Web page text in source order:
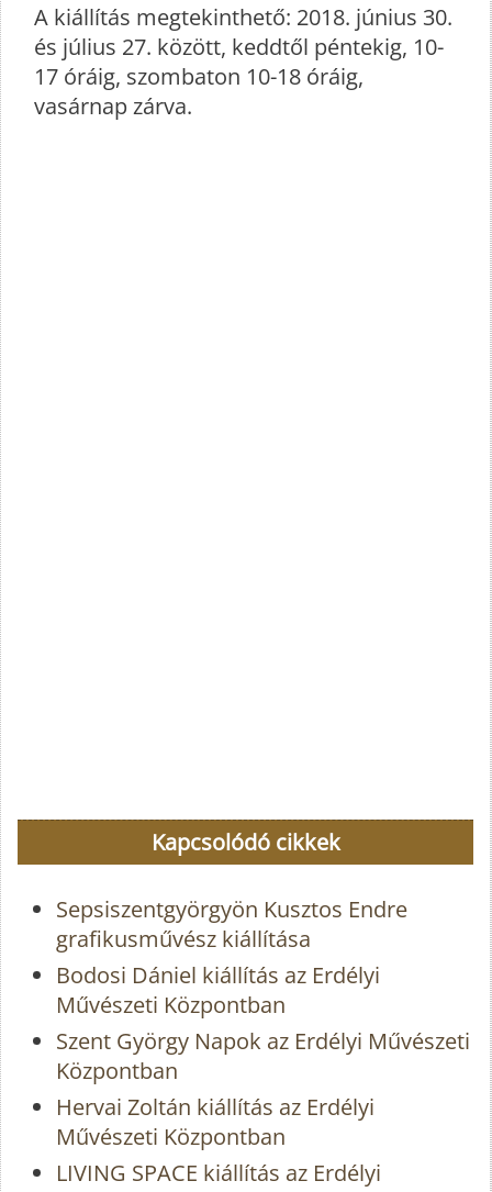
A kiállítás megtekinthető: 2018. június 30.
és július 27. között, keddtől péntekig, 10-
17 óráig, szombaton 10-18 óráig,
vasárnap zárva.
Kapcsolódó cikkek
Sepsiszentgyörgyön Kusztos Endre
grafikusművész kiállítása
Bodosi Dániel kiállítás az Erdélyi
Művészeti Központban
Szent György Napok az Erdélyi Művészeti
Központban
Hervai Zoltán kiállítás az Erdélyi
Művészeti Központban
LIVING SPACE kiállítás az Erdélyi